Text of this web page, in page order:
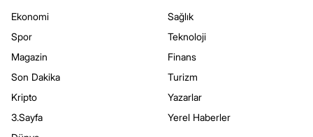
Ekonomi
Spor
Magazin
Son Dakika
Kripto
3.Sayfa
Sağlık
Teknoloji
Finans
Turizm
Yazarlar
Yerel Haberler